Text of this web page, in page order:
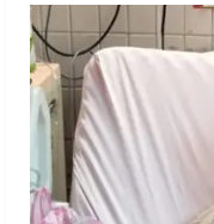
Kanker
BPJS
Pastikan
Ganti
Biaya
Tiket
Pesawat